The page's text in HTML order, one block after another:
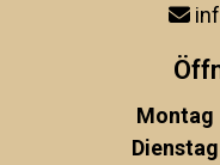
Montag
Dienstag